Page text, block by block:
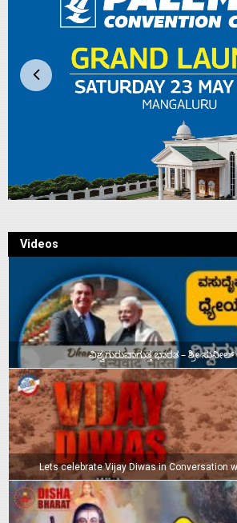
Videos
ವಿಶ್ವಗುರುವಾಗುತ್ತ ಭಾರತ – ಶ್ರೀ
Lets celebrate Vijay Diwas in Conversation